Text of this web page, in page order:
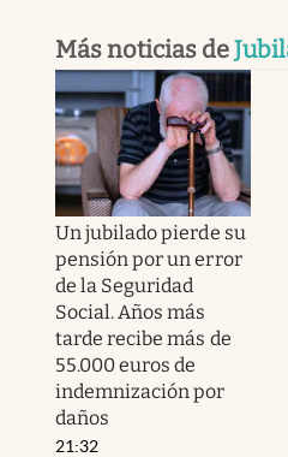
Más noticias de
Un jubilado pierde su
pensión por un error
de la Seguridad
Social. Años más
tarde recibe más de
55.000 euros de
indemnización por
daños
21:32